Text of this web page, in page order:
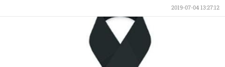
2019-07-04 13:27:12